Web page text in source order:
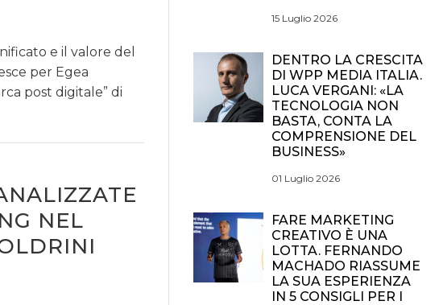
e il valore del
per Egea
post digitale” di
NEL
15 Luglio 2026
DENTRO LA CRESCITA
DI WPP MEDIA ITALIA.
LUCA VERGANI: «LA
TECNOLOGIA NON
BASTA, CONTA LA
COMPRENSIONE DEL
BUSINESS»
01 Luglio 2026
FARE MARKETING
CREATIVO È UNA
LOTTA. FERNANDO
MACHADO RIASSUME
LA SUA ESPERIENZA
IN 5 CONSIGLI PER I